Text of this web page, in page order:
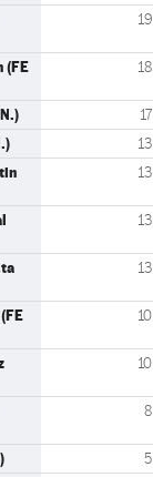
19
(FE
18
17
13
13
13
13
10
10
8
5